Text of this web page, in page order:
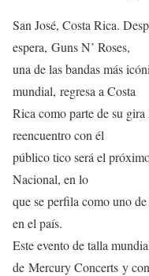
San José, Costa Rica.
espera, Guns N’ Roses,
una de las bandas más
mundial, regresa a Costa
Rica como parte de su
reencuentro con él
público tico será el
Nacional, en lo
que se perfila como uno
en el país.
Este evento de talla
de Mercury Concerts y con